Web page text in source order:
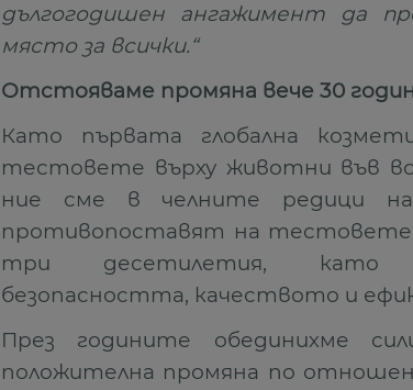
дългогодишен ангажимент да
място за всички.“
Отстояваме промяна вече 30
Като първата глобална
тестовете върху животни във
ние сме в челните редици
противопоставят на тестовете
три десетилетия, като
безопасността, качеството и
През годините обединихме
положителна промяна по